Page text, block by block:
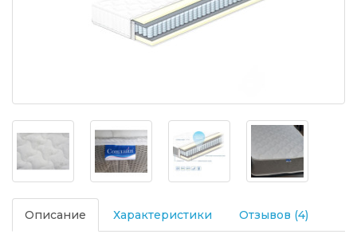
Описание Характеристики Отзывов (4)